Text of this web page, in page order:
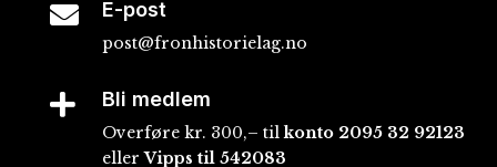
 E-post
post@fronhistorielag.no
 Bli medlem
Overføre kr. 300,– tilkonto 2095 32 92123
ellerVipps til 542083